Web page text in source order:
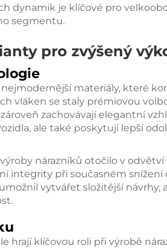
dynamik je klíčové pro
segmentu.
pro zvýšený
nejmodernější materiály, které
vláken se staly prémiovou
zachovávají elegantní
ale také poskytují lepší
nárazníků otočilo v odvětví
integrity při současném snížení
vytvářet složitější návrhy,
hrají klíčovou roli při výrobě